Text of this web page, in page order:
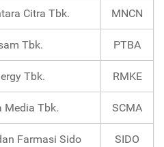
Citra Tbk. MNCN
Tbk. PTBA
Tbk. RMKE
Media Tbk. SCMA
Farmasi Sido
SIDO